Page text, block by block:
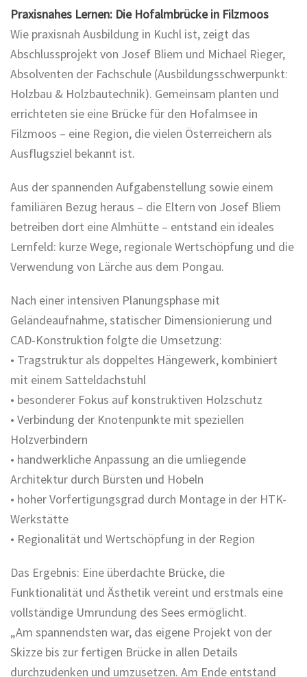
Praxisnahes Lernen: Die Hofalmbrücke in Filzmoos
Wie praxisnah Ausbildung in Kuchl ist, zeigt das
Abschlussprojekt von Josef Bliem und Michael Rieger,
Absolventen der Fachschule (Ausbildungsschwerpunkt:
Holzbau & Holzbautechnik). Gemeinsam planten und
errichteten sie eine Brücke für den Hofalmsee in
Filzmoos – eine Region, die vielen Österreichern als
Ausflugsziel bekannt ist.
Aus der spannenden Aufgabenstellung sowie einem
familiären Bezug heraus – die Eltern von Josef Bliem
betreiben dort eine Almhütte – entstand ein ideales
Lernfeld: kurze Wege, regionale Wertschöpfung und die
Verwendung von Lärche aus dem Pongau.
Nach einer intensiven Planungsphase mit
Geländeaufnahme, statischer Dimensionierung und
CAD-Konstruktion folgte die Umsetzung:
• Tragstruktur als doppeltes Hängewerk, kombiniert
mit einem Satteldachstuhl
• besonderer Fokus auf konstruktiven Holzschutz
• Verbindung der Knotenpunkte mit speziellen
Holzverbindern
• handwerkliche Anpassung an die umliegende
Architektur durch Bürsten und Hobeln
• hoher Vorfertigungsgrad durch Montage in der HTK-
Werkstätte
• Regionalität und Wertschöpfung in der Region
Das Ergebnis: Eine überdachte Brücke, die
Funktionalität und Ästhetik vereint und erstmals eine
vollständige Umrundung des Sees ermöglicht.
„Am spannendsten war, das eigene Projekt von der
Skizze bis zur fertigen Brücke in allen Details
durchzudenken und umzusetzen. Am Ende entstand